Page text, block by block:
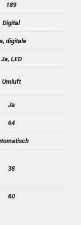
189
Digital
digitale
Ja, LED
Umluft
Ja
64
38
60